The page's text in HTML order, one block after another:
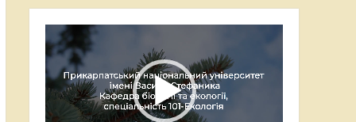
Відеопрогравач